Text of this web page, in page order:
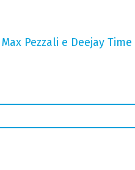
Pezzali e Deejay Time